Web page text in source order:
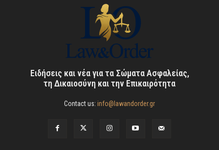
Ειδήσεις και νέα για τα Σώματα Ασφαλείας,
τη Δικαιοσύνη και την Επικαιρότητα
Contact us: info@lawandorder.gr